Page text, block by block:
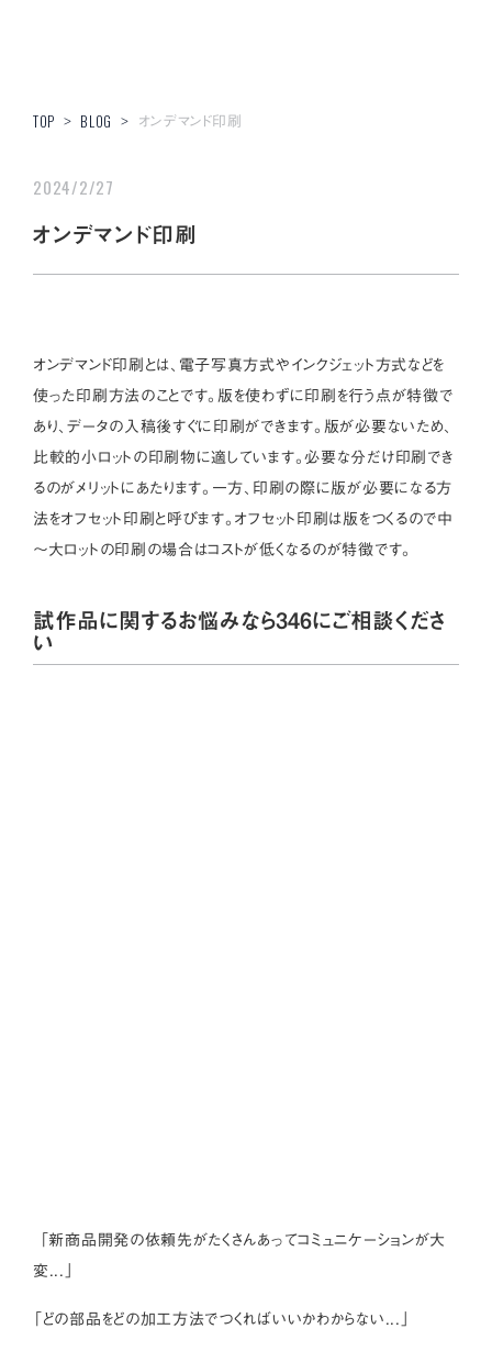
TOP > BLOG > オンデマンド印刷
2024/2/27
オンデマンド印刷
オンデマンド印刷とは、電子写真方式やインクジェット方式などを
使った印刷方法のことです。版を使わずに印刷を行う点が特徴で
あり、データの入稿後すぐに印刷ができます。版が必要ないため、
比較的小ロットの印刷物に適しています。必要な分だけ印刷でき
るのがメリットにあたります。一方、印刷の際に版が必要になる方
法をオフセット印刷と呼びます。オフセット印刷は版をつくるので中
～大ロットの印刷の場合はコストが低くなるのが特徴です。
試作品に関するお悩みなら346にご相談くださ
い
「新商品開発の依頼先がたくさんあってコミュニケーションが大
変...」
「どの部品をどの加工方法でつくればいいかわからない...」